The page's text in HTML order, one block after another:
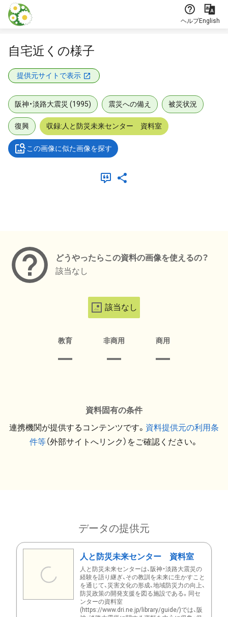
本文に飛ぶ
ヘルプEnglish
自宅近くの様子
提供元サイトで表示
阪神・淡路大震災 (1995) 震災への備え 被災状況
復興 収録:人と防災未来センター 資料室
この画像に似た画像を探す
どうやったらこの資料の画像を使えるの？
該当なし
該当なし
教育 非商用 商用
資料固有の条件
連携機関が提供するコンテンツです。 資料提供元の利用条
件等（外部サイトへリンク）をご確認ください。
データの提供元
人と防災未来センター 資料室
人と防災未来センターは、阪神・淡路大震災の
経験を語り継ぎ、その教訓を未来に生かすこと
を通じて、災害文化の形成、地域防災力の向上、
防災政策の開発支援を図る施設である。同セ
ンターの資料室
(https://www.dri.ne.jp/library/guide/)では、阪